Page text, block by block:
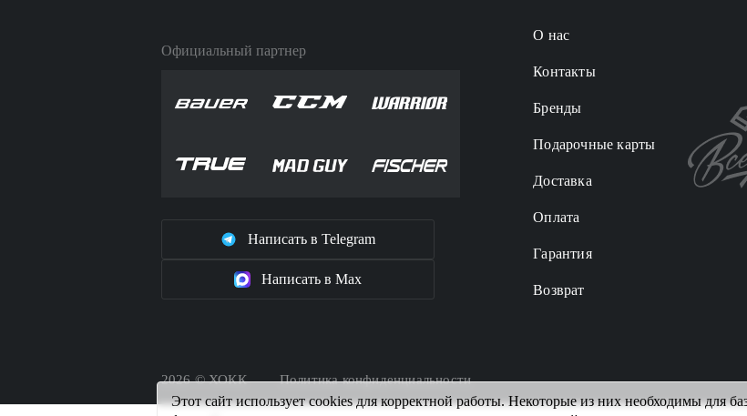
Официальный партнер
Написать в Telegram
Написать в Max
О нас
Контакты
Бренды
Подарочные карты
Доставка
Оплата
Гарантия
Возврат
2026 © ХОКК Политика конфиденциальности
Этот сайт использует cookies для корректной работы. Некоторые из них необходимы для